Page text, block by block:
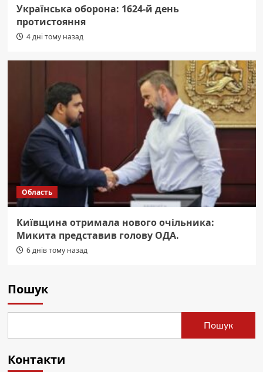
Українська оборона: 1624-й день
протистояння
4 дні тому назад
Область
Київщина отримала нового очільника:
Микита представив голову ОДА.
6 днів тому назад
Пошук
Пошук
Контакти